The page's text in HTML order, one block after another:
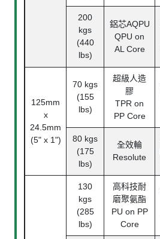
200
kgs
(440
lbs)
鋁芯AQPU
QPU on
AL Core
125mm
x
24.5mm
(5" x 1")
70 kgs
(155
lbs)
超級人造
膠
TPR on
PP Core
80 kgs
(175
lbs)
全效輪
Resolute
130
kgs
(285
lbs)
高科技耐
磨聚氨酯
PU on PP
Core